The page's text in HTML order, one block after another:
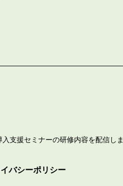
支援セミナーの研修内容を配信しま
バシーポリシー